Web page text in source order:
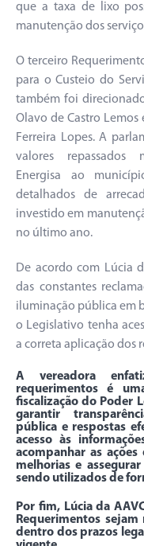
que a taxa de lixo
manutenção dos
O terceiro
para o Custeio do
também foi
Olavo de Castro Lemos
Ferreira Lopes. A
valores repassados
Energisa ao
detalhados de
investido em
no último ano.
De acordo com Lúcia
das constantes
iluminação pública em
o Legislativo tenha
a correta aplicação dos
A vereadora
requerimentos é
fiscalização do Poder
garantir
pública e respostas
acesso às
acompanhar as
melhorias e
sendo utilizados de
Por fim, Lúcia da
Requerimentos
dentro dos prazos